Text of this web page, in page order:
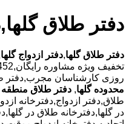
دفتر طلاق
دفتر طلاق گلها,دفتر ازدواج گلها
روزی کارشناسان مجرب,دفتر
محدوده گلها, دفتر طلاق منطقه
طلاق,دفتر ازدواج,دفترخانه
در گلها,دفترخانه طلاق در